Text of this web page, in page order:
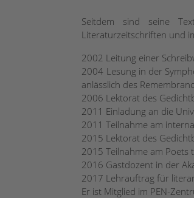
Seitdem sind seine
Literaturzeitschriften und
2002 Leitung einer
2004 Lesung in der
anlässlich des
2006 Lektorat des
2011 Einladung an die
2011 Teilnahme am
2015 Lektorat des
2015 Teilnahme am Poets
2016 Gastdozent in der
2017 Lehrauftrag für
Er ist Mitglied im PEN-